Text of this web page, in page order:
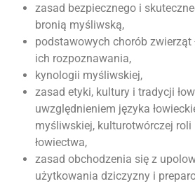
zasad bezpiecznego i
bronią myśliwską,
podstawowych chorób zwierząt
ich rozpoznawania,
kynologii myśliwskiej,
zasad etyki, kultury i tradycji
uwzględnieniem języka
myśliwskiej, kulturotwórczej
łowiectwa,
zasad obchodzenia się z
użytkowania dziczyzny i